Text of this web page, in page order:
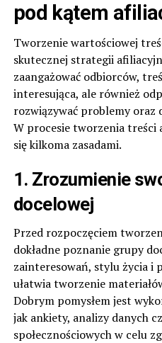
pod kątem
Tworzenie wartościowej
skutecznej strategii
zaangażować odbiorców,
interesująca, ale również
rozwiązywać problemy oraz
W procesie tworzenia treści
się kilkoma zasadami.
1. Zrozumienie
docelowej
Przed rozpoczęciem
dokładne poznanie grupy
zainteresowań, stylu życia i
ułatwia tworzenie
Dobrym pomysłem jest
jak ankiety, analizy danych
społecznościowych w celu